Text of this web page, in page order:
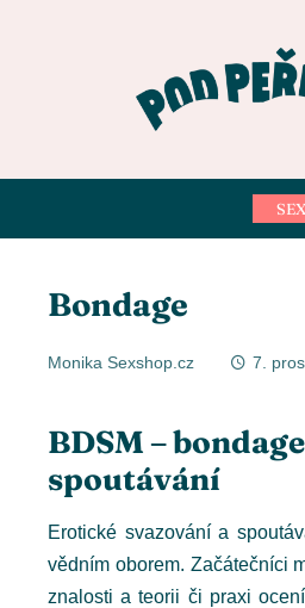
Bondage
Monika Sexshop.cz 7.
BDSM –
spoutávání
Erotické svazování a
vědním oborem. Začátečníci
znalosti a teorii či praxi